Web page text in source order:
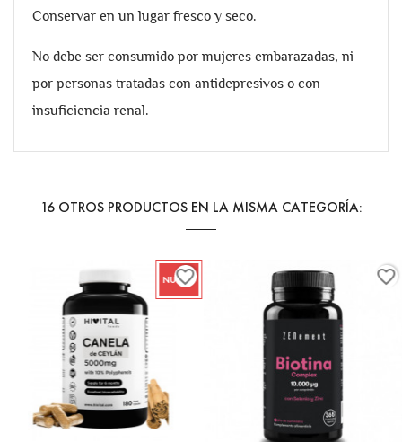
Conservar en un lugar fresco y seco.
No debe ser consumido por mujeres embarazadas, ni
por personas tratadas con antidepresivos o con
insuficiencia renal.
16 OTROS PRODUCTOS EN LA MISMA CATEGORÍA:
NUEVO
favorite_border favorite_border